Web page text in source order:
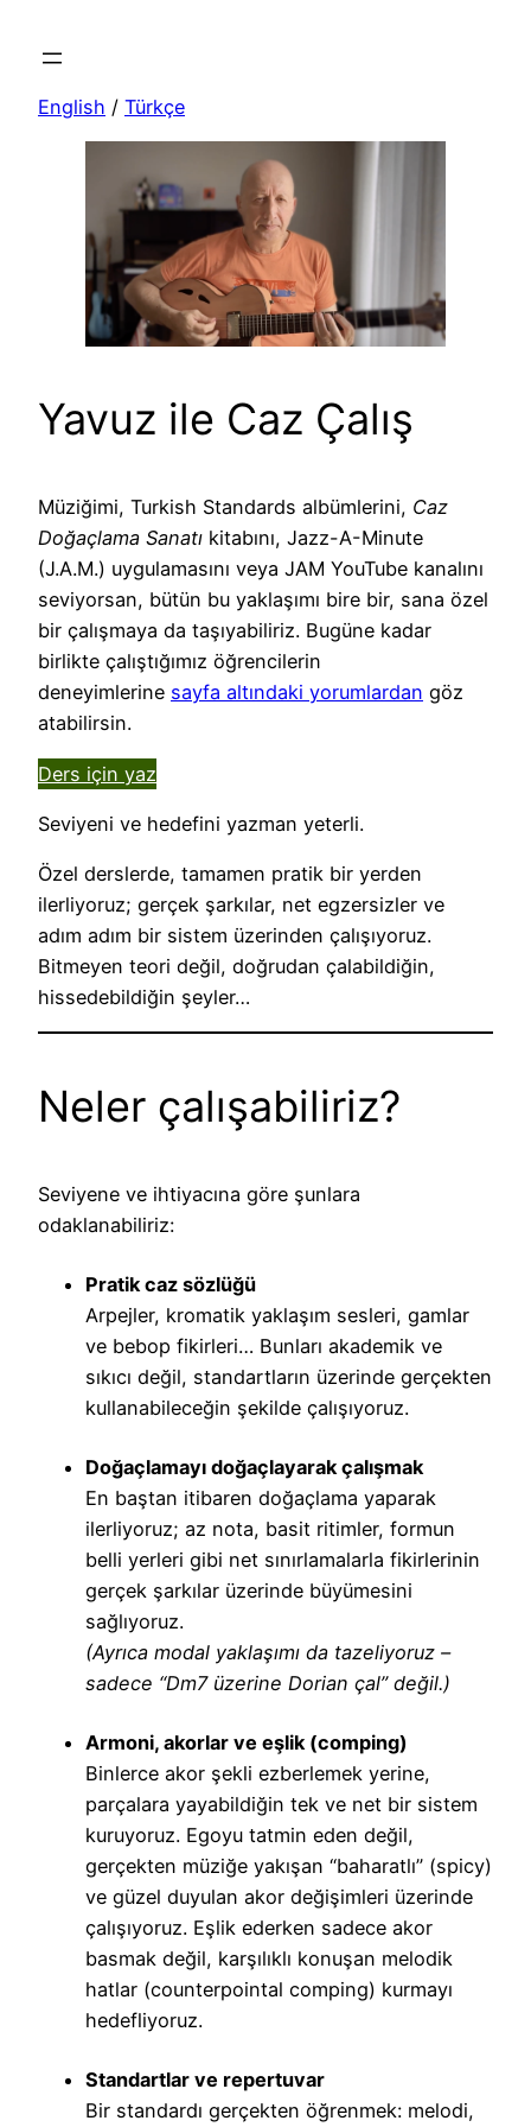
English / Türkçe
Yavuz ile Caz Çalış
Müziğimi, Turkish Standards albümlerini, Caz
Doğaçlama Sanatı kitabını, Jazz-A-Minute
(J.A.M.) uygulamasını veya JAM YouTube kanalını
seviyorsan, bütün bu yaklaşımı bire bir, sana özel
bir çalışmaya da taşıyabiliriz. Bugüne kadar
birlikte çalıştığımız öğrencilerin
deneyimlerine sayfa altındaki yorumlardan göz
atabilirsin.
Ders için yaz
Seviyeni ve hedefini yazman yeterli.
Özel derslerde, tamamen pratik bir yerden
ilerliyoruz; gerçek şarkılar, net egzersizler ve
adım adım bir sistem üzerinden çalışıyoruz.
Bitmeyen teori değil, doğrudan çalabildiğin,
hissedebildiğin şeyler…
Neler çalışabiliriz?
Seviyene ve ihtiyacına göre şunlara
odaklanabiliriz:
Pratik caz sözlüğü
Arpejler, kromatik yaklaşım sesleri, gamlar
ve bebop fikirleri… Bunları akademik ve
sıkıcı değil, standartların üzerinde gerçekten
kullanabileceğin şekilde çalışıyoruz.
Doğaçlamayı doğaçlayarak çalışmak
En baştan itibaren doğaçlama yaparak
ilerliyoruz; az nota, basit ritimler, formun
belli yerleri gibi net sınırlamalarla fikirlerinin
gerçek şarkılar üzerinde büyümesini
sağlıyoruz.
(Ayrıca modal yaklaşımı da tazeliyoruz –
sadece “Dm7 üzerine Dorian çal” değil.)
Armoni, akorlar ve eşlik (comping)
Binlerce akor şekli ezberlemek yerine,
parçalara yayabildiğin tek ve net bir sistem
kuruyoruz. Egoyu tatmin eden değil,
gerçekten müziğe yakışan “baharatlı” (spicy)
ve güzel duyulan akor değişimleri üzerinde
çalışıyoruz. Eşlik ederken sadece akor
basmak değil, karşılıklı konuşan melodik
hatlar (counterpointal comping) kurmayı
hedefliyoruz.
Standartlar ve repertuvar
Bir standardı gerçekten öğrenmek: melodi,